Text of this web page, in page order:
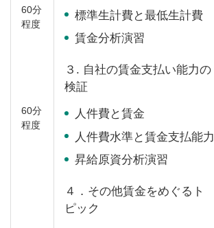
60分
程度
60分
程度
標準生計費と最低生計費
賃金分析演習
３. 自社の賃金支払い能力の
検証
人件費と賃金
人件費水準と賃金支払能力
昇給原資分析演習
４． その他賃金をめぐるト
ピック